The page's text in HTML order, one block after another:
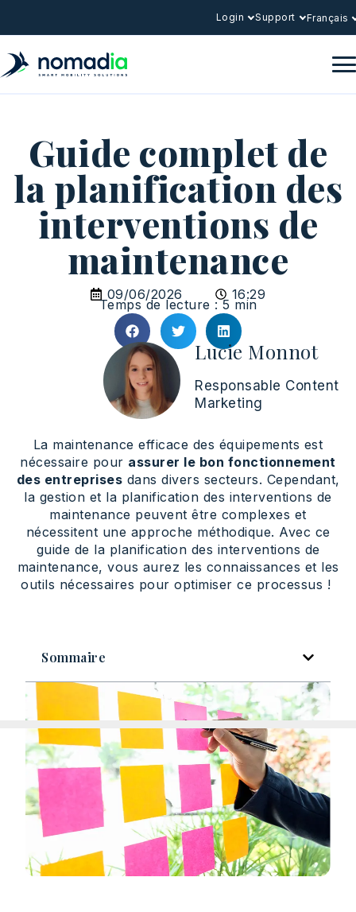
Login Support Français
Guide complet de
la planification des
interventions de
maintenance
09/06/2026 16:29
Temps de lecture : 5 min
Lucie Monnot
Responsable Content
Marketing
La maintenance efficace des équipements est
nécessaire pour assurer le bon fonctionnement
des entreprises dans divers secteurs. Cependant,
la gestion et la planification des interventions de
maintenance peuvent être complexes et
nécessitent une approche méthodique. Avec ce
guide de la planification des interventions de
maintenance, vous aurez les connaissances et les
outils nécessaires pour optimiser ce processus !
Sommaire